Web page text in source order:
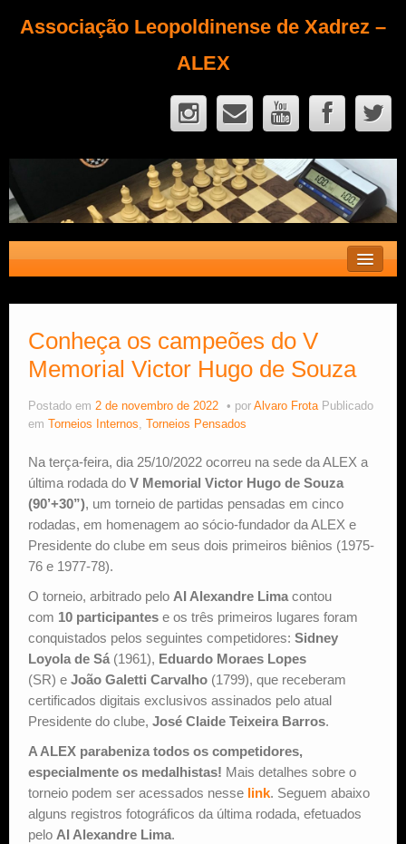
Associação Leopoldinense de Xadrez –
ALEX
Fique Sócio
Quem Somos?
Calendário
Conheça os campeões do V
Memorial Victor Hugo de Souza
Postado em 2 de novembro de 2022 por Alvaro Frota Publicado
em
Torneios Internos, Torneios Pensados
Na terça-feira, dia 25/10/2022 ocorreu na sede da ALEX a
última rodada do V Memorial Victor Hugo de Souza
(90’+30”), um torneio de partidas pensadas em cinco
rodadas, em homenagem ao sócio-fundador da ALEX e
Presidente do clube em seus dois primeiros biênios (1975-
76 e 1977-78).
O torneio, arbitrado pelo AI Alexandre Lima contou
com 10 participantes e os três primeiros lugares foram
conquistados pelos seguintes competidores: Sidney
Loyola de Sá (1961), Eduardo Moraes Lopes
(SR) e João Galetti Carvalho (1799), que receberam
certificados digitais exclusivos assinados pelo atual
Presidente do clube, José Claide Teixeira Barros.
A ALEX parabeniza todos os competidores,
especialmente os medalhistas! Mais detalhes sobre o
torneio podem ser acessados nesse link. Seguem abaixo
alguns registros fotográficos da última rodada, efetuados
pelo AI Alexandre Lima.